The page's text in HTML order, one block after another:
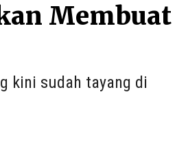
Membuat
kini sudah tayang di